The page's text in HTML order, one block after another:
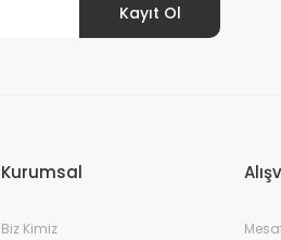
Kayıt Ol
Kurumsal
Biz Kimiz